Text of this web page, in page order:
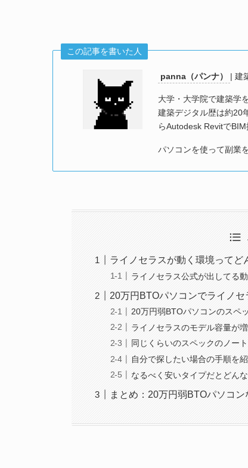
この記事を書いた人
panna（パンナ） | 建
大学・大学院で建築学
建築デジタル歴は約20
らAutodesk RevitでBIM
パソコンを使って副業
ライノセラスが動く環境ってど
ライノセラス公式が出してる
20万円BTOパソコンでライノ
20万円弱BTOパソコンのスペ
ライノセラスのモデル容量が
同じくらいのスペックのノー
自分で探したい場合の手順を
なるべく安いタイプだとどん
まとめ：20万円弱BTOパソコ